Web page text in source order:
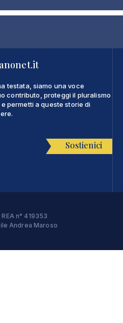
testata, siamo una voce
contributo, proteggi il pluralismo
permetti a queste storie di
Sostienici
n° 419353
Andrea Maroso